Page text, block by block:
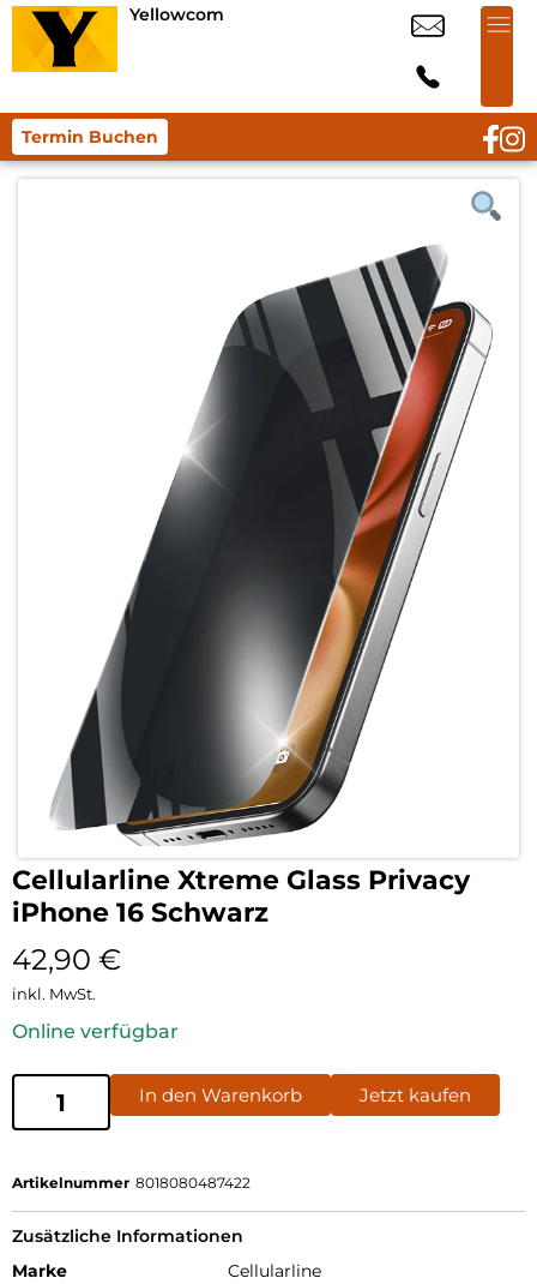
Yellowcom
Termin Buchen
Cellularline Xtreme Glass Privacy
iPhone 16 Schwarz
42,90 €
inkl. MwSt.
Online verfügbar
In den Warenkorb Jetzt kaufen
Artikelnummer 8018080487422
Zusätzliche Informationen
Marke
Cellularline